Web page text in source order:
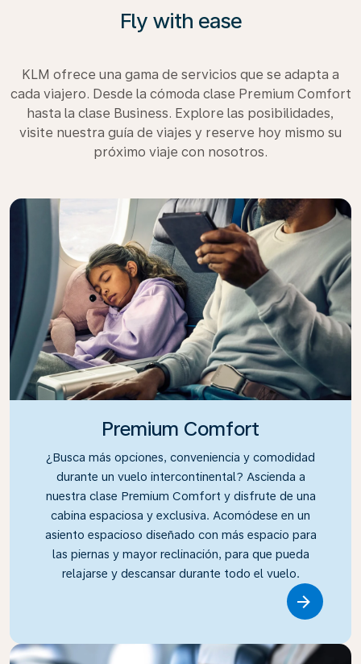
Fly with ease
KLM ofrece una gama de servicios que se adapta a
cada viajero. Desde la cómoda clase Premium Comfort
hasta la clase Business. Explore las posibilidades,
visite nuestra guía de viajes y reserve hoy mismo su
próximo viaje con nosotros.
Premium Comfort
¿Busca más opciones, conveniencia y comodidad
durante un vuelo intercontinental? Ascienda a
nuestra clase Premium Comfort y disfrute de una
cabina espaciosa y exclusiva. Acomódese en un
asiento espacioso diseñado con más espacio para
las piernas y mayor reclinación, para que pueda
relajarse y descansar durante todo el vuelo.